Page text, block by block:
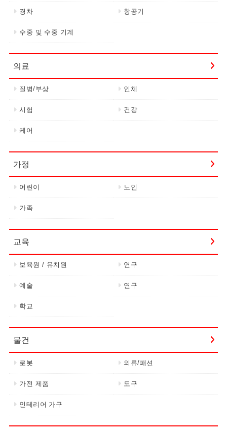
경차 항공기
수중 및 수중 기계
의료
질병/부상 인체
시험 건강
케어
가정
어린이 노인
가족
교육
보육원 / 유치원 연구
예술 연구
학교
물건
로봇 의류/패션
가전 제품 도구
인테리어 가구